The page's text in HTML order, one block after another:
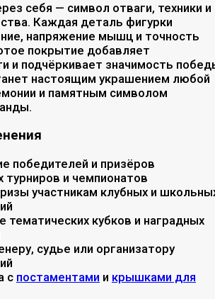
себя — символ отваги, техники и
Каждая деталь фигурки
напряжение мышц и точность
покрытие добавляет
и подчёркивает значимость
настоящим украшением любой
и памятным символом
победителей и призёров
турниров и чемпионатов
участникам клубных и
тематических кубков и наградных
судье или организатору
с постаментами и крышками для